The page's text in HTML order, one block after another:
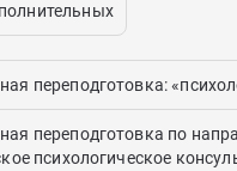
переподготовка:
переподготовка по
психологическое